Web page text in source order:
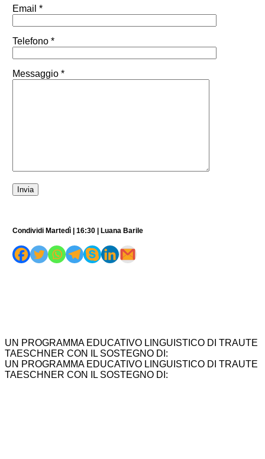
Email *
Telefono *
Messaggio *
Condividi Martedì | 16:30 | Luana Barile
UN PROGRAMMA EDUCATIVO LINGUISTICO DI TRAUTE
TAESCHNER CON IL SOSTEGNO DI:
UN PROGRAMMA EDUCATIVO LINGUISTICO DI TRAUTE
TAESCHNER CON IL SOSTEGNO DI: